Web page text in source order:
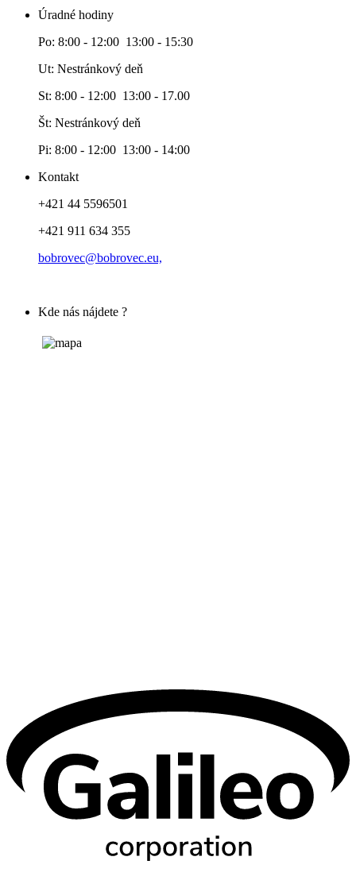
Úradné hodiny
Po: 8:00 - 12:00 13:00 - 15:30
Ut: Nestránkový deň
St: 8:00 - 12:00 13:00 - 17.00
Št: Nestránkový deň
Pi: 8:00 - 12:00 13:00 - 14:00
Kontakt
+421 44 5596501
+421 911 634 355
bobrovec@bobrovec.eu,
Kde nás nájdete ?